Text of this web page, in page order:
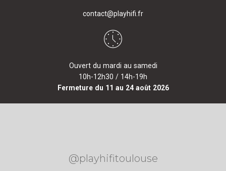
contact@playhifi.fr
Ouvert du mardi au samedi
10h-12h30 / 14h-19h
Fermeture du 11 au 24 août 2026
@playhifitoulouse